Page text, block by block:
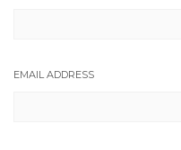
EMAIL ADDRESS